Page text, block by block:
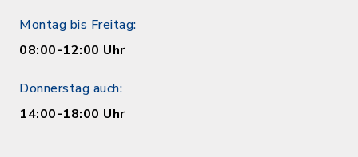
Montag bis Freitag:
08:00-12:00 Uhr
Donnerstag auch:
14:00-18:00 Uhr